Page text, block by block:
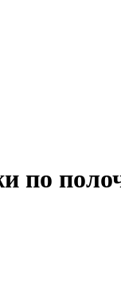
по